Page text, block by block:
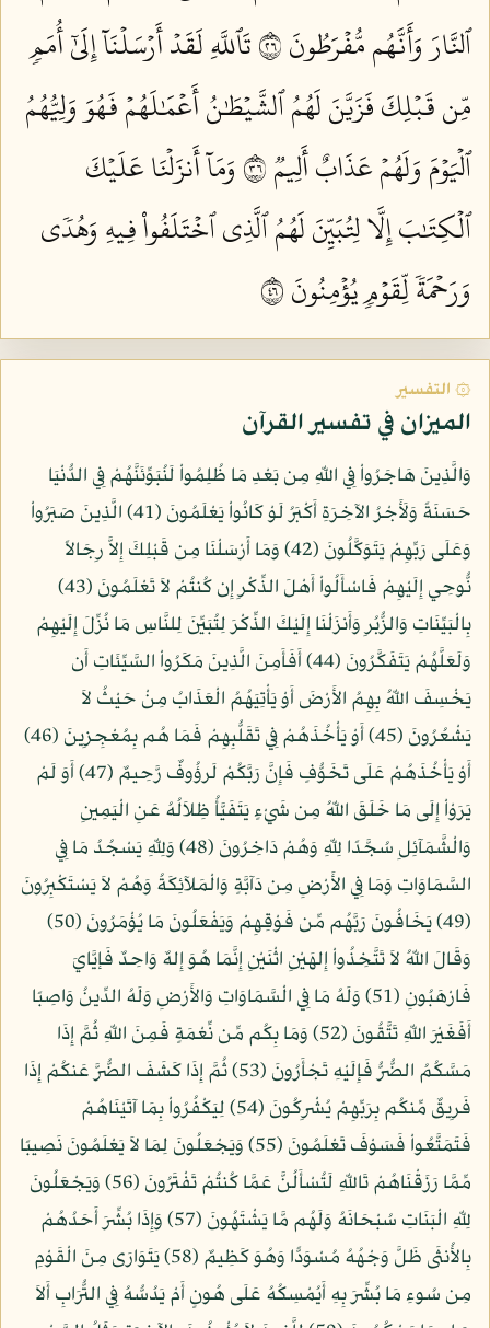
ٱلنَّارَ وَأَنَّهُم مُّفۡرَطُونَ ٦٢
تَٱللَّهِ لَقَدۡ أَرۡسَلۡنَآ إِلَىٰٓ أُمَمٖ
مِّن قَبۡلِكَ فَزَيَّنَ لَهُمُ ٱلشَّيۡطَٰنُ أَعۡمَٰلَهُمۡ فَهُوَ وَلِيُّهُمُ
ٱلۡيَوۡمَ وَلَهُمۡ عَذَابٌ أَلِيمٞ ٦٣
وَمَآ أَنزَلۡنَا عَلَيۡكَ
ٱلۡكِتَٰبَ إِلَّا لِتُبَيِّنَ لَهُمُ ٱلَّذِي ٱخۡتَلَفُواْ فِيهِ وَهُدٗى
وَرَحۡمَةٗ لِّقَوۡمٖ يُؤۡمِنُونَ ٦٤
۞ التفسير
الميزان في تفسير القرآن
وَالَّذِينَ هَاجَرُواْ فِي اللّهِ مِن بَعْدِ مَا ظُلِمُواْ لَنُبَوِّئَنَّهُمْ فِي الدُّنْيَا
حَسَنَةً وَلَأَجْرُ الآخِرَةِ أَكْبَرُ لَوْ كَانُواْ يَعْلَمُونَ (41) الَّذِينَ صَبَرُواْ
وَعَلَى رَبِّهِمْ يَتَوَكَّلُونَ (42) وَمَا أَرْسَلْنَا مِن قَبْلِكَ إِلاَّ رِجَالاً
نُّوحِي إِلَيْهِمْ فَاسْأَلُواْ أَهْلَ الذِّكْرِ إِن كُنتُمْ لاَ تَعْلَمُونَ (43)
بِالْبَيِّنَاتِ وَالزُّبُرِ وَأَنزَلْنَا إِلَيْكَ الذِّكْرَ لِتُبَيِّنَ لِلنَّاسِ مَا نُزِّلَ إِلَيْهِمْ
وَلَعَلَّهُمْ يَتَفَكَّرُونَ (44) أَفَأَمِنَ الَّذِينَ مَكَرُواْ السَّيِّئَاتِ أَن
يَخْسِفَ اللّهُ بِهِمُ الأَرْضَ أَوْ يَأْتِيَهُمُ الْعَذَابُ مِنْ حَيْثُ لاَ
يَشْعُرُونَ (45) أَوْ يَأْخُذَهُمْ فِي تَقَلُّبِهِمْ فَمَا هُم بِمُعْجِزِينَ (46)
أَوْ يَأْخُذَهُمْ عَلَى تَخَوُّفٍ فَإِنَّ رَبَّكُمْ لَرؤُوفٌ رَّحِيمٌ (47) أَوَ لَمْ
يَرَوْاْ إِلَى مَا خَلَقَ اللّهُ مِن شَيْءٍ يَتَفَيَّأُ ظِلاَلُهُ عَنِ الْيَمِينِ
وَالْشَّمَآئِلِ سُجَّدًا لِلّهِ وَهُمْ دَاخِرُونَ (48) وَلِلّهِ يَسْجُدُ مَا فِي
السَّمَاوَاتِ وَمَا فِي الأَرْضِ مِن دَآبَّةٍ وَالْمَلآئِكَةُ وَهُمْ لاَ يَسْتَكْبِرُونَ
(49) يَخَافُونَ رَبَّهُم مِّن فَوْقِهِمْ وَيَفْعَلُونَ مَا يُؤْمَرُونَ (50)
وَقَالَ اللّهُ لاَ تَتَّخِذُواْ إِلهَيْنِ اثْنَيْنِ إِنَّمَا هُوَ إِلهٌ وَاحِدٌ فَإيَّايَ
فَارْهَبُونِ (51) وَلَهُ مَا فِي الْسَّمَاوَاتِ وَالأَرْضِ وَلَهُ الدِّينُ وَاصِبًا
أَفَغَيْرَ اللّهِ تَتَّقُونَ (52) وَمَا بِكُم مِّن نِّعْمَةٍ فَمِنَ اللّهِ ثُمَّ إِذَا
مَسَّكُمُ الضُّرُّ فَإِلَيْهِ تَجْأَرُونَ (53) ثُمَّ إِذَا كَشَفَ الضُّرَّ عَنكُمْ إِذَا
فَرِيقٌ مِّنكُم بِرَبِّهِمْ يُشْرِكُونَ (54) لِيَكْفُرُواْ بِمَا آتَيْنَاهُمْ
فَتَمَتَّعُواْ فَسَوْفَ تَعْلَمُونَ (55) وَيَجْعَلُونَ لِمَا لاَ يَعْلَمُونَ نَصِيبًا
مِّمَّا رَزَقْنَاهُمْ تَاللّهِ لَتُسْأَلُنَّ عَمَّا كُنتُمْ تَفْتَرُونَ (56) وَيَجْعَلُونَ
لِلّهِ الْبَنَاتِ سُبْحَانَهُ وَلَهُم مَّا يَشْتَهُونَ (57) وَإِذَا بُشِّرَ أَحَدُهُمْ
بِالأُنثَى ظَلَّ وَجْهُهُ مُسْوَدًّا وَهُوَ كَظِيمٌ (58) يَتَوَارَى مِنَ الْقَوْمِ
مِن سُوءِ مَا بُشِّرَ بِهِ أَيُمْسِكُهُ عَلَى هُونٍ أَمْ يَدُسُّهُ فِي التُّرَابِ أَلاَ